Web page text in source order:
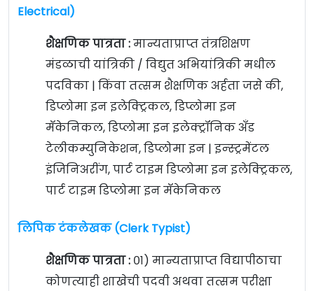
Electrical)
शैक्षणिक पात्रता :मान्यताप्राप्त तंत्रशिक्षण
मंडळाची यांत्रिकी / विद्युत अभियांत्रिकी मधील
पदविका | किंवा तत्सम शैक्षणिक अर्हता जसे की,
डिप्लोमा इन इलेक्ट्रिकल, डिप्लोमा इन
मॅकेनिकल, डिप्लोमा इन इलेक्ट्रॉनिक अँड
टेलीकम्युनिकेशन, डिप्लोमा इन | इन्स्ट्रमेंटल
इंजिनिअरींग, पार्ट टाइम डिप्लोमा इन इलेक्ट्रिकल,
पार्ट टाइम डिप्लोमा इन मॅकेनिकल
लिपिक टंकलेखक (Clerk Typist)
शैक्षणिक पात्रता : ०१) मान्यताप्राप्त विद्यापीठाचा
कोणत्याही शाखेची पदवी अथवा तत्सम परीक्षा